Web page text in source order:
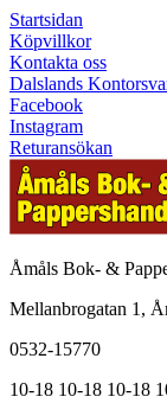
Startsidan
Köpvillkor
Kontakta oss
Dalslands
Facebook
Instagram
Returansökan
Åmåls Bok- &
Mellanbrogatan 1,
0532-15770
10-18 10-18 10-18